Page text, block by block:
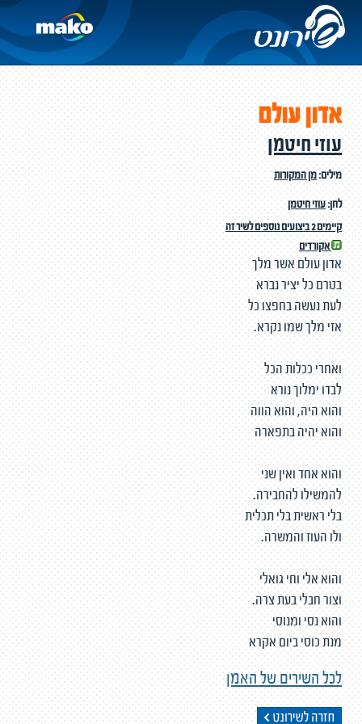
אדון עולם
עוזי חיטמן
מילים:מן המקורות
לחן:עוזי חיטמן
קיימים 2 ביצועים נוספים לשיר זה
אקורדים
אדון עולם אשר מלך
בטרם כל יציר נברא
לעת נעשה בחפצו כל
אזי מלך שמו נקרא.
ואחרי ככלות הכל
לבדו ימלוך נורא
והוא היה, והוא הווה
והוא יהיה בתפארה
והוא אחד ואין שני
להמשילו להחבירה.
בלי ראשית בלי תכלית
ולו העוז והמשרה.
והוא אלי וחי גואלי
וצור חבלי בעת צרה.
והוא נסי ומנוסי
מנת כוסי ביום אקרא
לכל השירים של האמן